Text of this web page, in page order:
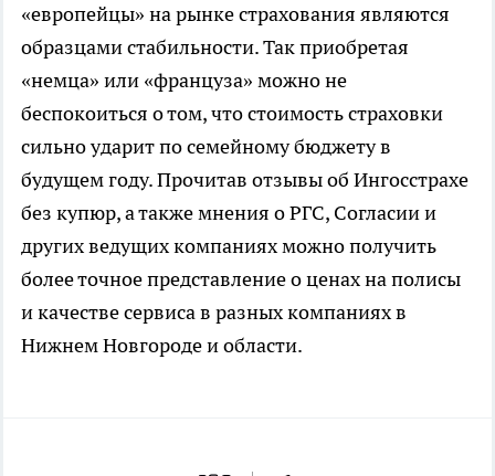
«европейцы» на рынке страхования являются
образцами стабильности. Так приобретая
«немца» или «француза» можно не
беспокоиться о том, что стоимость страховки
сильно ударит по семейному бюджету в
будущем году. Прочитав отзывы об Ингосстрахе
без купюр, а также мнения о РГС, Согласии и
других ведущих компаниях можно получить
более точное представление о ценах на полисы
и качестве сервиса в разных компаниях в
Нижнем Новгороде и области.